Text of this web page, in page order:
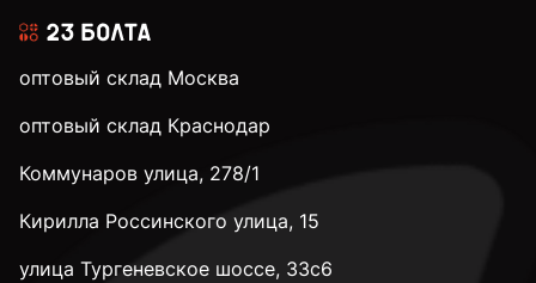
М8
М10
оптовый склад Москва
оптовый склад Краснодар
Коммунаров улица, 278/1
Кирилла Россинского улица, 15
улица Тургеневское шоссе, 33с6